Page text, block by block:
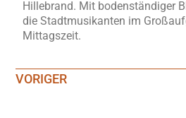
Hillebrand. Mit bodenständiger
die Stadtmusikanten im
Mittagszeit.
VORIGER